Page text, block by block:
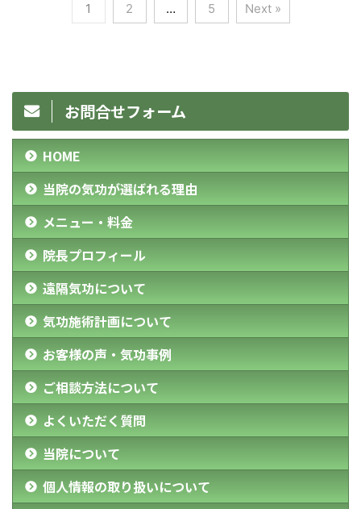
1 2 … 5 Next »
お問合せフォーム
HOME
当院の気功が選ばれる理由
メニュー・料金
院長プロフィール
遠隔気功について
気功施術計画について
お客様の声・気功事例
ご相談方法について
よくいただく質問
当院について
個人情報の取り扱いについて